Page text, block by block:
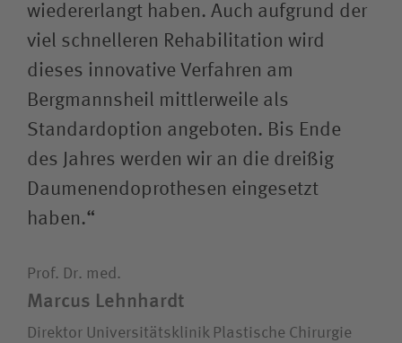
wiedererlangt haben. Auch aufgrund der
viel schnelleren Rehabilitation wird
dieses innovative Verfahren am
Bergmannsheil mittlerweile als
Standardoption angeboten. Bis Ende
des Jahres werden wir an die dreißig
Daumenendoprothesen eingesetzt
haben.“
Prof. Dr. med.
Marcus Lehnhardt
Direktor Universitätsklinik Plastische Chirurgie